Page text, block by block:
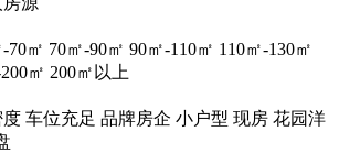
70㎡ 70㎡-90㎡ 90㎡-110㎡ 110㎡-130㎡
㎡ 200㎡以上
度 车位充足 品牌房企 小户型 现房 花园洋